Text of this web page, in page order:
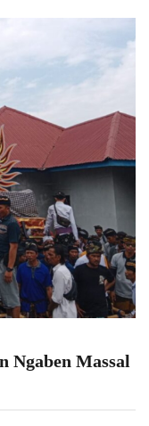
Ngaben Massal